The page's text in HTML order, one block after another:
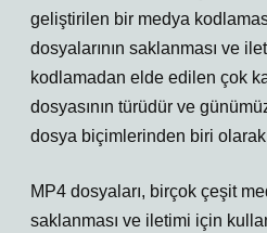
geliştirilen bir medya
dosyalarının saklanması ve
kodlamadan elde edilen çok
dosyasının türüdür ve
dosya biçimlerinden biri
MP4 dosyaları, birçok çeşit
saklanması ve iletimi için